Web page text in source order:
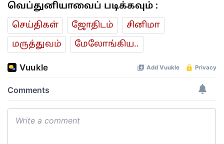
வெப்துனியாவைப் படிக்கவும் :
செய்திகள் ஜோ‌திட‌ம்
சினிமா
மரு‌த்துவ‌ம்
மேலோங்கிய..